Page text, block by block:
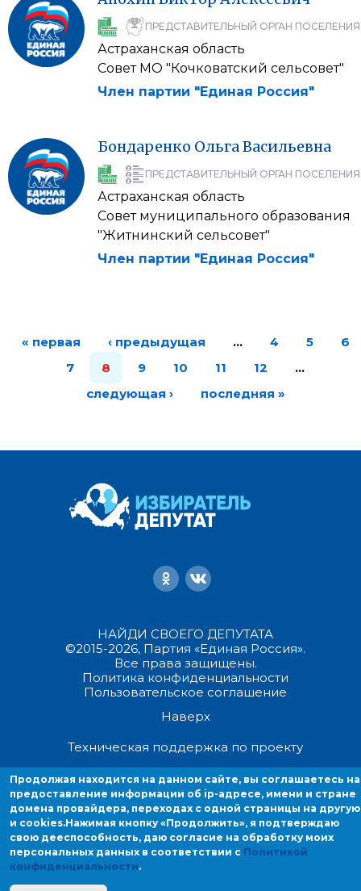
ПРЕДСТАВИТЕЛЬНЫЙ ОРГАН ПОСЕЛЕНИЯ
Астраханская область
Совет МО "Кочковатский сельсовет"
Член партии "Единая Россия"
Бондаренко ОльгаВасильевна
ПРЕДСТАВИТЕЛЬНЫЙ ОРГАН ПОСЕЛЕНИЯ
Астраханская область
Совет муниципального образования
"Житнинский сельсовет"
Член партии "Единая Россия"
« первая ‹ предыдущая … 4 5
6
7
8 9 10 11 12
…
следующая ›
последняя »
НАЙДИ СВОЕГО ДЕПУТАТА
©2015-2026, Партия «Единая Россия».
Все права защищены.
Политика конфиденциальности
Пользовательское соглашение
Наверх
Техническая поддержка по проекту
Продолжая находиться на данном сайте, вы соглашаетесь на
предоставление информации об ip-адресе, имени и стране домена
провайдера, переходах с одной страницы на другую и cookies.
Продолжая находится на данном сайте, вы соглашаетесь на
предоставление информации об ip-адресе, имени и стране
домена провайдера, переходах с одной страницы на другую
и cookies.Нажимая кнопку «Продолжить», я подтверждаю
свою дееспособность, даю согласие на обработку моих
персональных данных в соответствии с Политикой
конфиденциальности.